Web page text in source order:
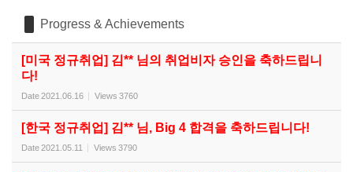
Progress & Achievements
[미국 정규취업] 김** 님의 취업비자 승인을 축하드립니
다!
Date2021.06.16 Views 3760
[한국 정규취업] 김** 님, Big 4 합격을 축하드립니다!
Date2021.05.11 Views 3790